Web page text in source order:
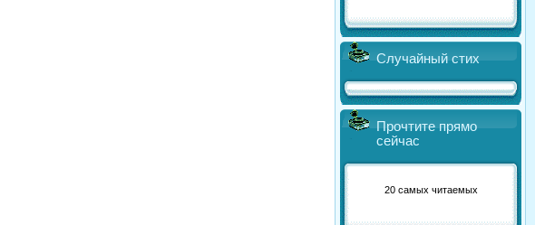
Случайный стих
Прочтите прямо
сейчас
20 самых читаемых